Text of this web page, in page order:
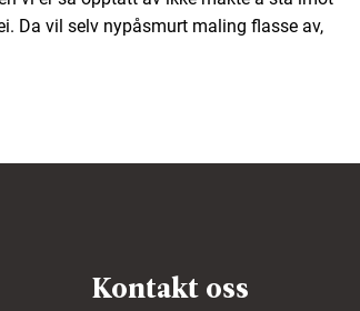
Da vil selv nypåsmurt maling flasse av,
Kontakt oss